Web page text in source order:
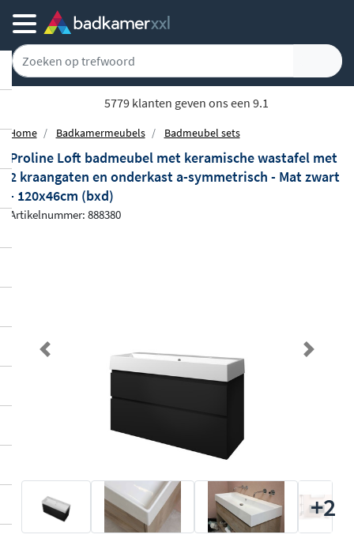
5779 klanten geven ons een 9.1
Home Badkamermeubels Badmeubel sets
Proline Loft badmeubel met keramische wastafel met
2 kraangaten en onderkast a-symmetrisch - Mat zwart
- 120x46cm (bxd)
Artikelnummer: 888380
Previous Next
+2